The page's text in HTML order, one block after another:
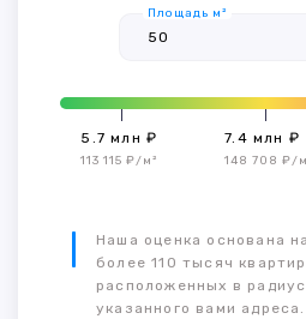
Площадь м²
5.7 млн ₽
113 115 ₽/м²
7.4 млн ₽
148 708 ₽/
Наша оценка основана
более 110 тысяч
расположенных в
указанного вами